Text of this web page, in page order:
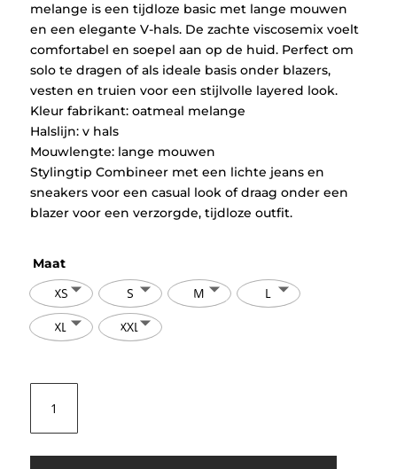
melange is een tijdloze basic met lange mouwen
en een elegante V-hals. De zachte viscosemix voelt
comfortabel en soepel aan op de huid. Perfect om
solo te dragen of als ideale basis onder blazers,
vesten en truien voor een stijlvolle layered look.
Kleur fabrikant: oatmeal melange
Halslijn: v hals
Mouwlengte: lange mouwen
Stylingtip Combineer met een lichte jeans en
sneakers voor een casual look of draag onder een
blazer voor een verzorgde, tijdloze outfit.
Maat
XS S M
L
XL
XXL
IHLuls
V-
Neck